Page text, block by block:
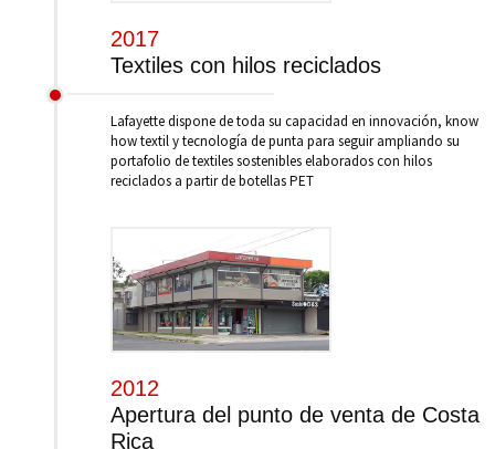
2017
Textiles con hilos reciclados
Lafayette dispone de toda su capacidad en innovación, know
how textil y tecnología de punta para seguir ampliando su
portafolio de textiles sostenibles elaborados con hilos
reciclados a partir de botellas PET
2012
Apertura del punto de venta de Costa
Rica